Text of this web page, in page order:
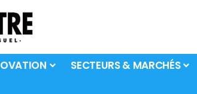
SECTEURS & MARCHÉS